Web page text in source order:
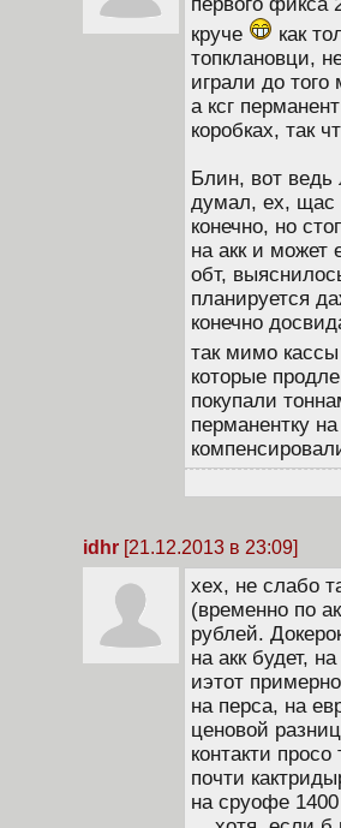
первого фикса
круче
как
топклановци,
играли до
а ксг
коробках, так
Блин, вот ведь
думал, ех, щас
конечно, но
на акк и может
обт,
планируется
конечно
так мимо
которые
покупали
перманентку
idhr [21.12.2013 в 23:09]
хех, не слабо
(временно по
рублей.
на акк будет,
иэтот
на перса, на
ценовой
контакти
почти
на сруофе 1400